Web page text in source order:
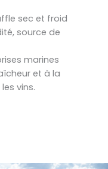
sec et froid
source de
marines
et à la
vins.